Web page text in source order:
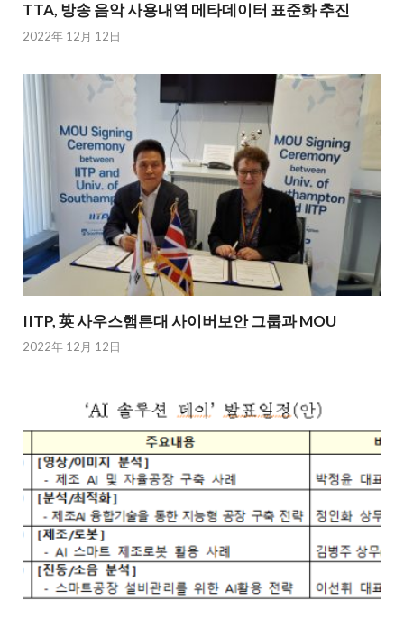
TTA, 방송 음악 사용내역 메타데이터 표준화 추진
2022年 12月 12日
IITP, 英 사우스햄튼대 사이버보안 그룹과 MOU
2022年 12月 12日